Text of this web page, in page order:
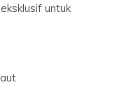
untuk